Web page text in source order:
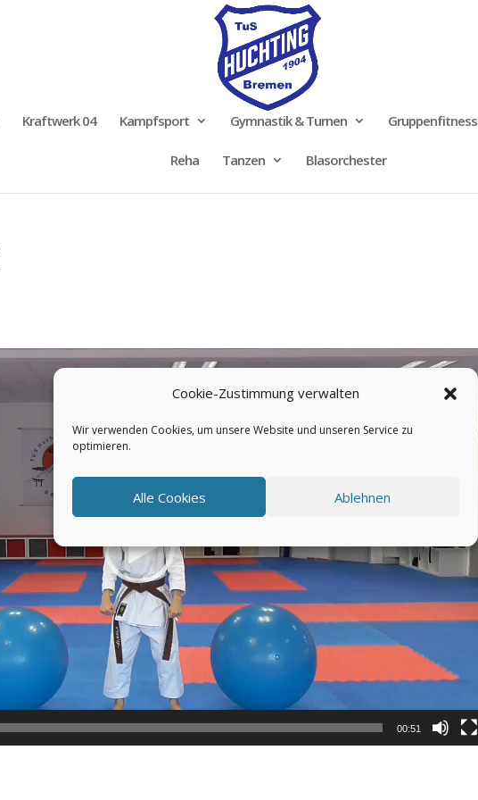
Cookie-Zustimmung verwalten
Wir verwenden Cookies, um unsere Website und unseren Service zu
optimieren.
Alle Cookies Ablehnen
Kraftwerk 04 Kampfsport Gymnastik & Turnen Gruppenfitness
Reha Tanzen Blasorchester
00:51